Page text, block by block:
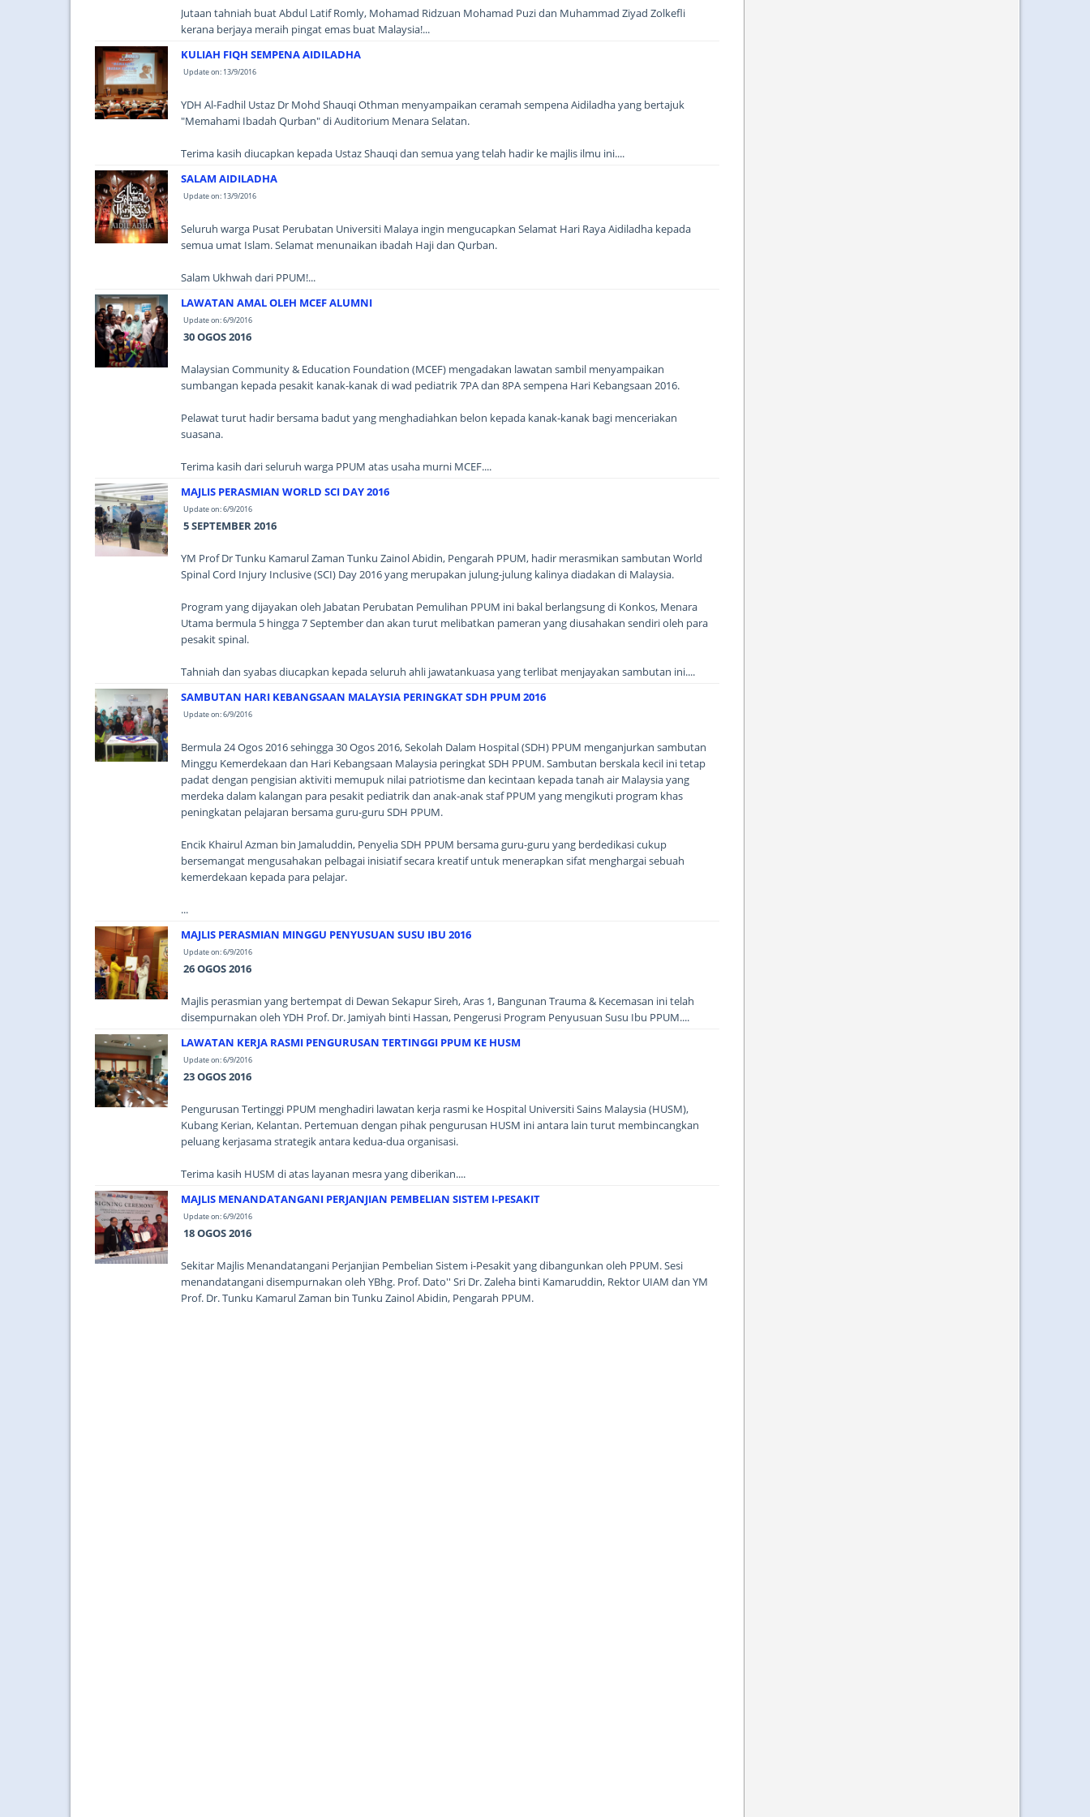
Jutaan tahniah buat Abdul Latif Romly, Mohamad Ridzuan Mohamad Puzi dan Muhammad Ziyad Zolkefli
kerana berjaya meraih pingat emas buat Malaysia!...
KULIAH FIQH SEMPENA AIDILADHA
Update on: 13/9/2016
YDH Al-Fadhil Ustaz Dr Mohd Shauqi Othman menyampaikan ceramah sempena Aidiladha yang bertajuk
"Memahami Ibadah Qurban" di Auditorium Menara Selatan.
Terima kasih diucapkan kepada Ustaz Shauqi dan semua yang telah hadir ke majlis ilmu ini....
SALAM AIDILADHA
Update on: 13/9/2016
Seluruh warga Pusat Perubatan Universiti Malaya ingin mengucapkan Selamat Hari Raya Aidiladha kepada
semua umat Islam. Selamat menunaikan ibadah Haji dan Qurban.
Salam Ukhwah dari PPUM!...
LAWATAN AMAL OLEH MCEF ALUMNI
Update on: 6/9/2016
30 OGOS 2016
Malaysian Community & Education Foundation (MCEF) mengadakan lawatan sambil menyampaikan
sumbangan kepada pesakit kanak-kanak di wad pediatrik 7PA dan 8PA sempena Hari Kebangsaan 2016.
Pelawat turut hadir bersama badut yang menghadiahkan belon kepada kanak-kanak bagi menceriakan
suasana.
Terima kasih dari seluruh warga PPUM atas usaha murni MCEF....
MAJLIS PERASMIAN WORLD SCI DAY 2016
Update on: 6/9/2016
5 SEPTEMBER 2016
YM Prof Dr Tunku Kamarul Zaman Tunku Zainol Abidin, Pengarah PPUM, hadir merasmikan sambutan World
Spinal Cord Injury Inclusive (SCI) Day 2016 yang merupakan julung-julung kalinya diadakan di Malaysia.
Program yang dijayakan oleh Jabatan Perubatan Pemulihan PPUM ini bakal berlangsung di Konkos, Menara
Utama bermula 5 hingga 7 September dan akan turut melibatkan pameran yang diusahakan sendiri oleh para
pesakit spinal.
Tahniah dan syabas diucapkan kepada seluruh ahli jawatankuasa yang terlibat menjayakan sambutan ini....
SAMBUTAN HARI KEBANGSAAN MALAYSIA PERINGKAT SDH PPUM 2016
Update on: 6/9/2016
Bermula 24 Ogos 2016 sehingga 30 Ogos 2016, Sekolah Dalam Hospital (SDH) PPUM menganjurkan sambutan
Minggu Kemerdekaan dan Hari Kebangsaan Malaysia peringkat SDH PPUM. Sambutan berskala kecil ini tetap
padat dengan pengisian aktiviti memupuk nilai patriotisme dan kecintaan kepada tanah air Malaysia yang
merdeka dalam kalangan para pesakit pediatrik dan anak-anak staf PPUM yang mengikuti program khas
peningkatan pelajaran bersama guru-guru SDH PPUM.
Encik Khairul Azman bin Jamaluddin, Penyelia SDH PPUM bersama guru-guru yang berdedikasi cukup
bersemangat mengusahakan pelbagai inisiatif secara kreatif untuk menerapkan sifat menghargai sebuah
kemerdekaan kepada para pelajar.
...
MAJLIS PERASMIAN MINGGU PENYUSUAN SUSU IBU 2016
Update on: 6/9/2016
26 OGOS 2016
Majlis perasmian yang bertempat di Dewan Sekapur Sireh, Aras 1, Bangunan Trauma & Kecemasan ini telah
disempurnakan oleh YDH Prof. Dr. Jamiyah binti Hassan, Pengerusi Program Penyusuan Susu Ibu PPUM....
LAWATAN KERJA RASMI PENGURUSAN TERTINGGI PPUM KE HUSM
Update on: 6/9/2016
23 OGOS 2016
Pengurusan Tertinggi PPUM menghadiri lawatan kerja rasmi ke Hospital Universiti Sains Malaysia (HUSM),
Kubang Kerian, Kelantan. Pertemuan dengan pihak pengurusan HUSM ini antara lain turut membincangkan
peluang kerjasama strategik antara kedua-dua organisasi.
Terima kasih HUSM di atas layanan mesra yang diberikan....
MAJLIS MENANDATANGANI PERJANJIAN PEMBELIAN SISTEM I-PESAKIT
Update on: 6/9/2016
18 OGOS 2016
Sekitar Majlis Menandatangani Perjanjian Pembelian Sistem i-Pesakit yang dibangunkan oleh PPUM. Sesi
menandatangani disempurnakan oleh YBhg. Prof. Dato'' Sri Dr. Zaleha binti Kamaruddin, Rektor UIAM dan YM
Prof. Dr. Tunku Kamarul Zaman bin Tunku Zainol Abidin, Pengarah PPUM.